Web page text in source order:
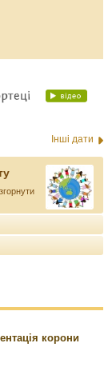
Інші дати
корони